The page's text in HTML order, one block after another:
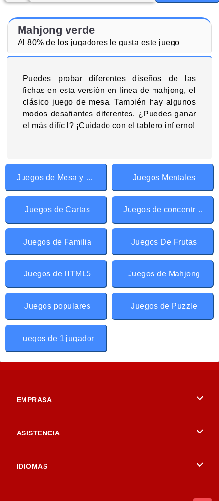
Mahjong verde
Al 80% de los jugadores le gusta este juego
Puedes probar diferentes diseños de las
fichas en esta versión en línea de mahjong, el
clásico juego de mesa. También hay algunos
modos desafiantes diferentes. ¿Puedes ganar
el más difícil? ¡Cuidado con el tablero infierno!
Juegos de Mesa y Cartas Juegos Mentales
Juegos de Cartas Juegos de concentración
Juegos de Familia Juegos De Frutas
Juegos de HTML5 Juegos de Mahjong
Juegos populares Juegos de Puzzle
juegos de 1 jugador
EMPRASA
ASISTENCIA
IDIOMAS